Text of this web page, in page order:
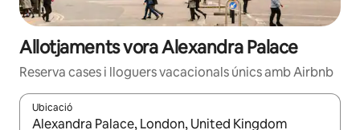
Allotjaments vora Alexandra Palace
Reserva cases i lloguers vacacionals únics amb Airbnb
Ubicació
Quan els resultats estiguin disponibles, podràs navegar-hi a